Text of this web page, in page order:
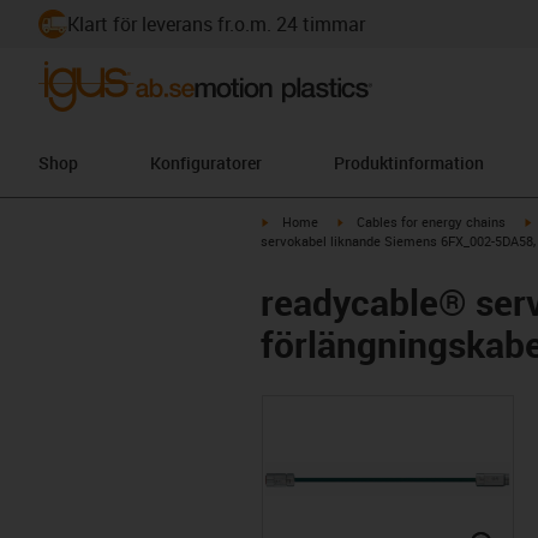
Klart för leverans fr.o.m. 24 timmar
Shop Konfiguratorer Produktinformation
igus-icon-arrow-right
Home igus-icon-arrow-right
Cables for energy chains
servokabel liknande Siemens 6FX_002-
readycable®